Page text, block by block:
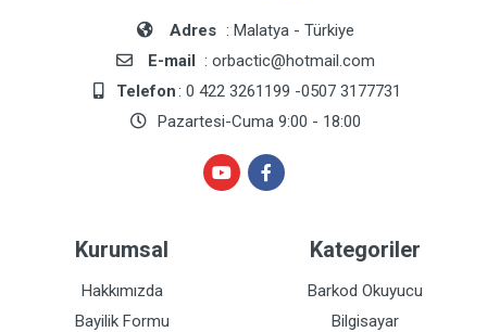
Adres : Malatya - Türkiye
E-mail : orbactic@hotmail.com
Telefon: 0 422 3261199 -0507 3177731
Pazartesi-Cuma 9:00 - 18:00
Kurumsal
Hakkımızda
Bayilik Formu
Kategoriler
Barkod Okuyucu
Bilgisayar